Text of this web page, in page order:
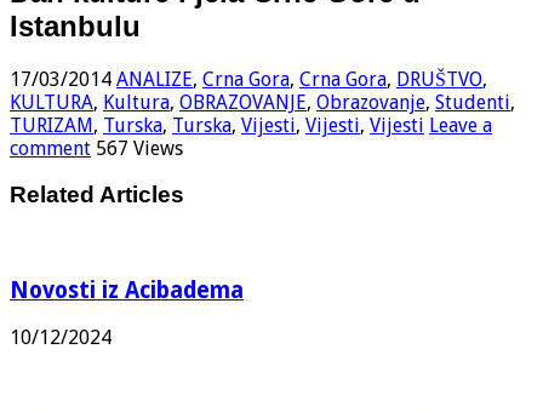
Istanbulu
17/03/2014 ANALIZE, Crna Gora, Crna Gora, DRUŠTVO,
KULTURA, Kultura, OBRAZOVANJE, Obrazovanje, Studenti,
TURIZAM, Turska, Turska, Vijesti, Vijesti, Vijesti Leave a
comment 567 Views
Related Articles
Novosti iz Acibadema
10/12/2024